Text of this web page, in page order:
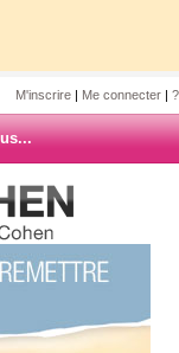
M'inscrire | Me connecter |